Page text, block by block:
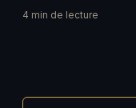
4 min de lecture